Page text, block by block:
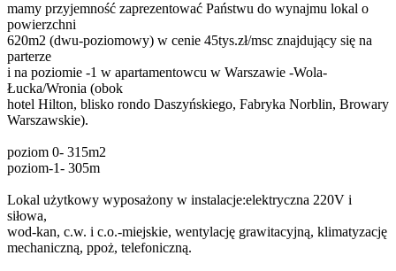
mamy przyjemność zaprezentować Państwu do wynajmu lokal o
powierzchni
620m2 (dwu-poziomowy) w cenie 45tys.zł/msc znajdujący się na
parterze
i na poziomie -1 w apartamentowcu w Warszawie -Wola-
Łucka/Wronia (obok
hotel Hilton, blisko rondo Daszyńskiego, Fabryka Norblin, Browary
Warszawskie).
poziom 0- 315m2
poziom-1- 305m
Lokal użytkowy wyposażony w instalacje:elektryczna 220V i
siłowa,
wod-kan, c.w. i c.o.-miejskie, wentylację grawitacyjną, klimatyzację
mechaniczną, ppoż, telefoniczną.